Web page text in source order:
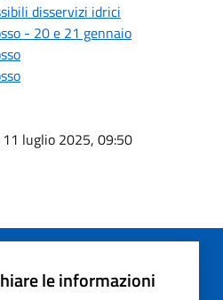
disservizi idrici
- 20 e 21 gennaio
11 luglio 2025, 09:50
le informazioni